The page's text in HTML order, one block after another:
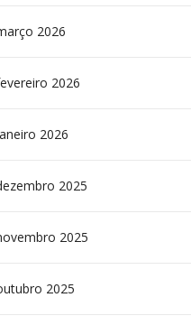
2026
2026
2026
2025
2025
2025